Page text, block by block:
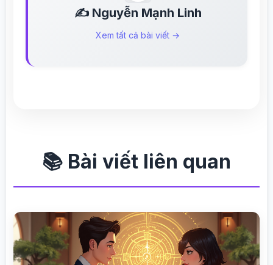
✍️ Nguyễn Mạnh Linh
Xem tất cả bài viết →
📚 Bài viết liên quan